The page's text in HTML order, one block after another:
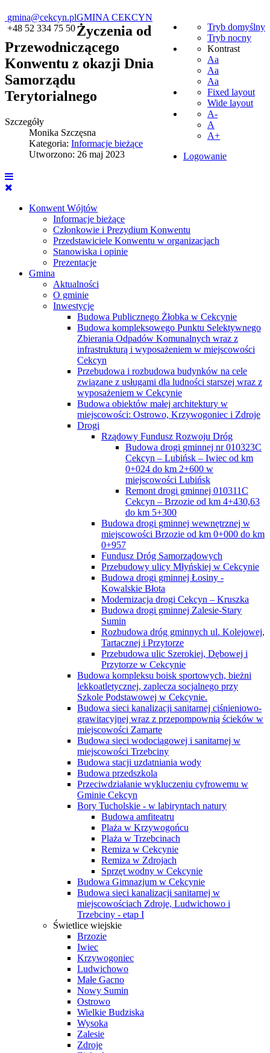
gmina@cekcyn.pl
+48 52 334 75 50
Tryb domyślny
Tryb nocny
Kontrast
Aa
Aa
Aa
Fixed layout
Wide layout
A-
A
A+
Logowanie
GMINA CEKCYN
Konwent Wójtów
Informacje bieżące
Członkowie i Prezydium Konwentu
Przedstawiciele Konwentu w organizacjach
Stanowiska i opinie
Prezentacje
Gmina
Aktualności
O gminie
Inwestycje
Budowa Publicznego Żłobka w Cekcynie
Budowa kompleksowego Punktu Selektywnego
Zbierania Odpadów Komunalnych wraz z
infrastrukturą i wyposażeniem w miejscowości
Cekcyn
Przebudowa i rozbudowa budynków na cele
związane z usługami dla ludności starszej wraz z
wyposażeniem w Cekcynie
Budowa obiektów małej architektury w
miejscowości: Ostrowo, Krzywogoniec i Zdroje
Drogi
Rządowy Fundusz Rozwoju Dróg
Budowa drogi gminnej nr 010323C
Cekcyn – Lubińsk – Iwiec od km
0+024 do km 2+600 w
miejscowości Lubińsk
Remont drogi gminnej 010311C
Cekcyn – Brzozie od km 4+430,63
do km 5+300
Budowa drogi gminnej wewnętrznej w
miejscowości Brzozie od km 0+000 do km
0+957
Fundusz Dróg Samorządowych
Przebudowy ulicy Młyńskiej w Cekcynie
Budowa drogi gminnej Łosiny -
Kowalskie Błota
Modernizacja drogi Cekcyn – Kruszka
Budowa drogi gminnej Zalesie-Stary
Sumin
Rozbudowa dróg gminnych ul. Kolejowej,
Tartacznej i Przytorze
Przebudowa ulic Szerokiej, Dębowej i
Przytorze w Cekcynie
Budowa kompleksu boisk sportowych, bieżni
lekkoatletycznej, zaplecza socjalnego przy
Szkole Podstawowej w Cekcynie.
Budowa sieci kanalizacji sanitarnej ciśnieniowo-
grawitacyjnej wraz z przepompownią ścieków w
miejscowości Zamarte
Budowa sieci wodociągowej i sanitarnej w
miejscowości Trzebciny
Budowa stacji uzdatniania wody
Budowa przedszkola
Przeciwdziałanie wykluczeniu cyfrowemu w
Gminie Cekcyn
Bory Tucholskie - w labiryntach natury
Budowa amfiteatru
Plaża w Krzywogońcu
Plaża w Trzebcinach
Remiza w Cekcynie
Remiza w Zdrojach
Sprzęt wodny w Cekcynie
Budowa Gimnazjum w Cekcynie
Budowa sieci kanalizacji sanitarnej w
miejscowościach Zdroje, Ludwichowo i
Trzebciny - etap I
Świetlice wiejskie
Brzozie
Iwiec
Krzywogoniec
Ludwichowo
Małe Gacno
Nowy Sumin
Ostrowo
Wielkie Budziska
Wysoka
Zalesie
Zdroje
Życzenia od
Przewodniczącego
Konwentu z okazji Dnia
Samorządu
Terytorialnego
Szczegóły
Monika Szczęsna
Kategoria: Informacje bieżące
Utworzono: 26 maj 2023